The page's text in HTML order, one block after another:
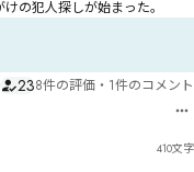
238件の評価 ・ 1件のコメント
410文字